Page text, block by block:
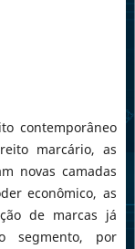
contemporâneo
marcário, as
novas camadas
econômico, as
de marcas já
segmento, por